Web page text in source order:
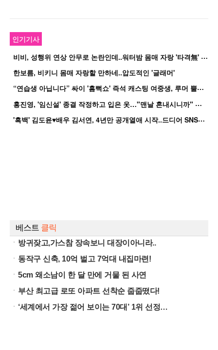
인기기사
비
비, 성행위 연상 안무로 논란인데..워터밤 몸매 자랑 '타격無' 근황
한보름, 비키니 몸매 자랑할 만하네..압도적인 '글래머'
“
연습생 아닙니다” 싸이 '흠뻑쇼' 즉석 캐스팅 여중생, 루머 뿔났다[Oh!쎈 이...
홍
진영, '임신설' 종결 작정하고 입은 옷…"맨날 혼내시니까" 억울
'
흑백' 김도윤♥배우 김서연, 4년만 공개열애 시작..드디어 SNS에 노출 [핫피...